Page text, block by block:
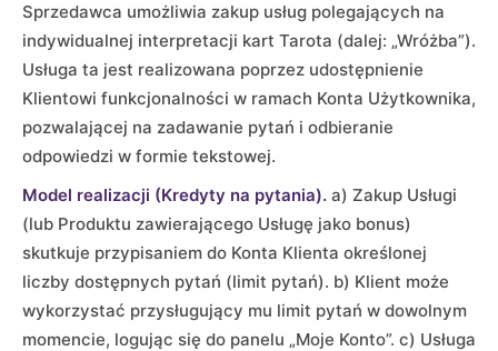
Sprzedawca umożliwia zakup usług polegających na
indywidualnej interpretacji kart Tarota (dalej: „Wróżba”).
Usługa ta jest realizowana poprzez udostępnienie
Klientowi funkcjonalności w ramach Konta Użytkownika,
pozwalającej na zadawanie pytań i odbieranie
odpowiedzi w formie tekstowej.
Model realizacji (Kredyty na pytania). a) Zakup Usługi
(lub Produktu zawierającego Usługę jako bonus)
skutkuje przypisaniem do Konta Klienta określonej
liczby dostępnych pytań (limit pytań). b) Klient może
wykorzystać przysługujący mu limit pytań w dowolnym
momencie, logując się do panelu „Moje Konto”. c) Usługa